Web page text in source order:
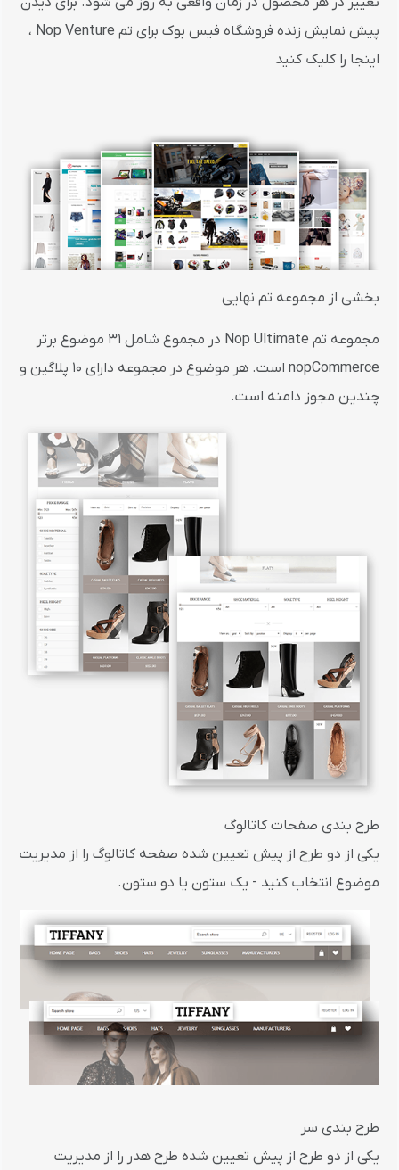
پیش نمایش زنده فروشگاه فیس بوک برای تم Nop Venture ،
اینجا را کلیک کنید
بخشی از مجموعه تم نهایی
مجموعه تم Nop Ultimate در مجموع شامل 31 موضوع برتر
nopCommerce است. هر موضوع در مجموعه دارای 10 پلاگین و
چندین مجوز دامنه است.
طرح بندی صفحات کاتالوگ
یکی از دو طرح از پیش تعیین شده صفحه کاتالوگ را از مدیریت
موضوع انتخاب کنید - یک ستون یا دو ستون.
طرح بندی سر
یکی از دو طرح از پیش تعیین شده طرح هدر را از مدیریت